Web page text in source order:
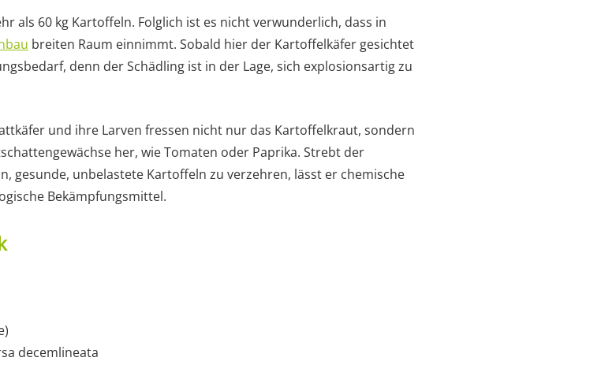
als 60 kg Kartoffeln. Folglich ist es nicht verwunderlich, dass in
breiten Raum einnimmt. Sobald hier der Kartoffelkäfer gesichtet
denn der Schädling ist in der Lage, sich explosionsartig zu
und ihre Larven fressen nicht nur das Kartoffelkraut, sondern
her, wie Tomaten oder Paprika. Strebt der
gesunde, unbelastete Kartoffeln zu verzehren, lässt er chemische
Bekämpfungsmittel.
decemlineata